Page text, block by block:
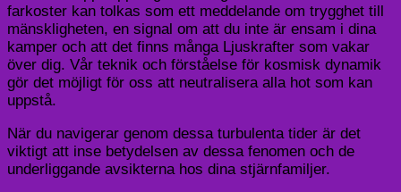
farkoster kan tolkas som ett meddelande om trygghet till
mänskligheten, en signal om att du inte är ensam i dina
kamper och att det finns många Ljuskrafter som vakar
över dig. Vår teknik och förståelse för kosmisk dynamik
gör det möjligt för oss att neutralisera alla hot som kan
uppstå.
När du navigerar genom dessa turbulenta tider är det
viktigt att inse betydelsen av dessa fenomen och de
underliggande avsikterna hos dina stjärnfamiljer.